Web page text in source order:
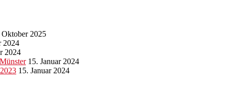
Oktober 2025
2024
2024
15. Januar 2024
15. Januar 2024